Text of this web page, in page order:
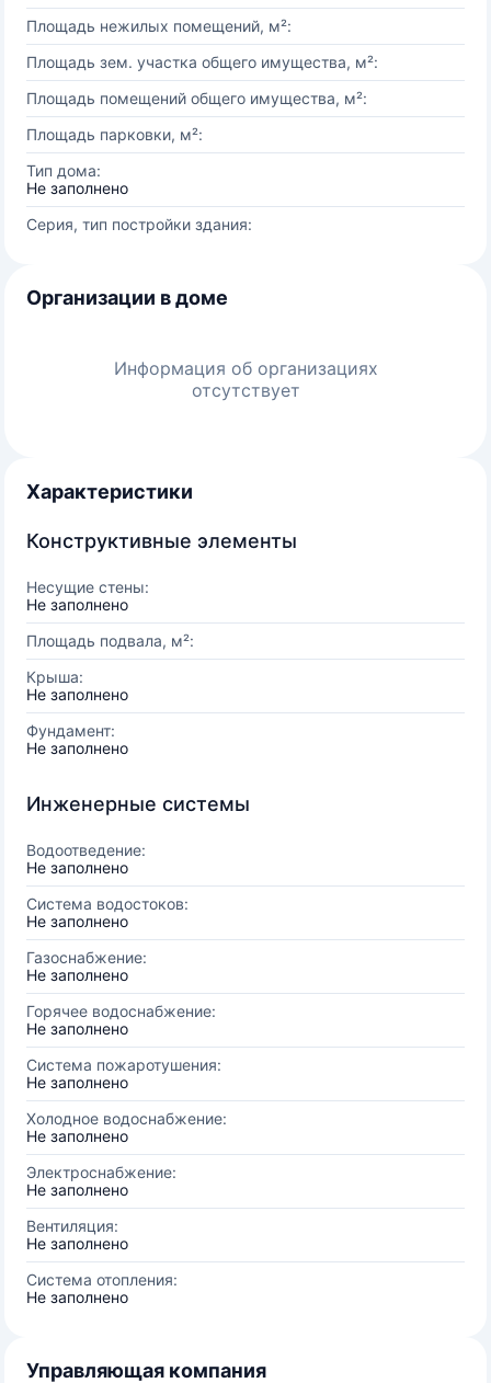
Площадь нежилых помещений, м²:
Площадь зем. участка общего имущества, м²:
Площадь помещений общего имущества, м²:
Площадь парковки, м²:
Тип дома:
Не заполнено
Серия, тип постройки здания:
Организации в доме
Информация об организациях
отсутствует
Характеристики
Конструктивные элементы
Несущие стены:
Не заполнено
Площадь подвала, м²:
Крыша:
Не заполнено
Фундамент:
Не заполнено
Инженерные системы
Водоотведение:
Не заполнено
Система водостоков:
Не заполнено
Газоснабжение:
Не заполнено
Горячее водоснабжение:
Не заполнено
Система пожаротушения:
Не заполнено
Холодное водоснабжение:
Не заполнено
Электроснабжение:
Не заполнено
Вентиляция:
Не заполнено
Система отопления:
Не заполнено
Управляющая компания